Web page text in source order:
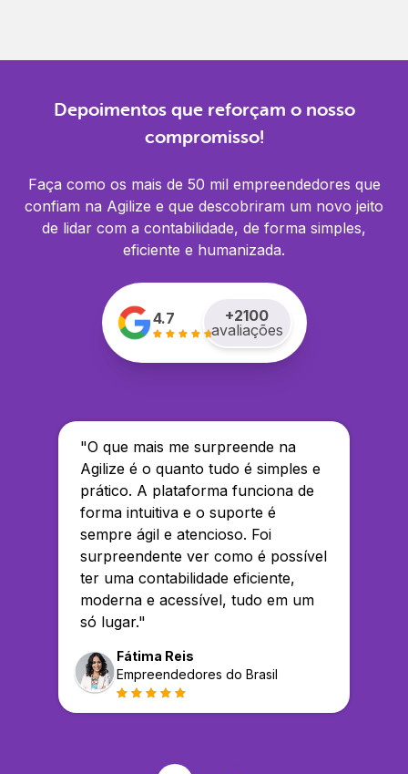
Depoimentos que reforçam o nosso
compromisso!
Faça como os mais de 50 mil empreendedores que
confiam na Agilize e que descobriram um novo jeito
de lidar com a contabilidade, de forma simples,
eficiente e humanizada.
4.7 +2100
avaliações
"O que mais me surpreende na
Agilize é o quanto tudo é simples e
prático. A plataforma funciona de
forma intuitiva e o suporte é
sempre ágil e atencioso. Foi
surpreendente ver como é possível
ter uma contabilidade eficiente,
moderna e acessível, tudo em um
só lugar."
Fátima Reis
Empreendedores do Brasil